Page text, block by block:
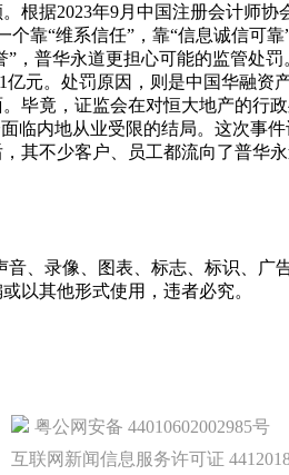
根据2023年9月中国注册会计师
个靠“维系信任”，靠“信息诚信
，普华永道更担心可能的监管
元。处罚原因，则是中国华融
毕竟，证监会在对恒大地产的行
临内地从业受限的结局。这次事
其不少客户、员工都流向了普
、录像、图表、标志、标识、
以其他形式使用，违者必究。
粤公网安备 44010602002985号
互联网新闻信息服务许可证